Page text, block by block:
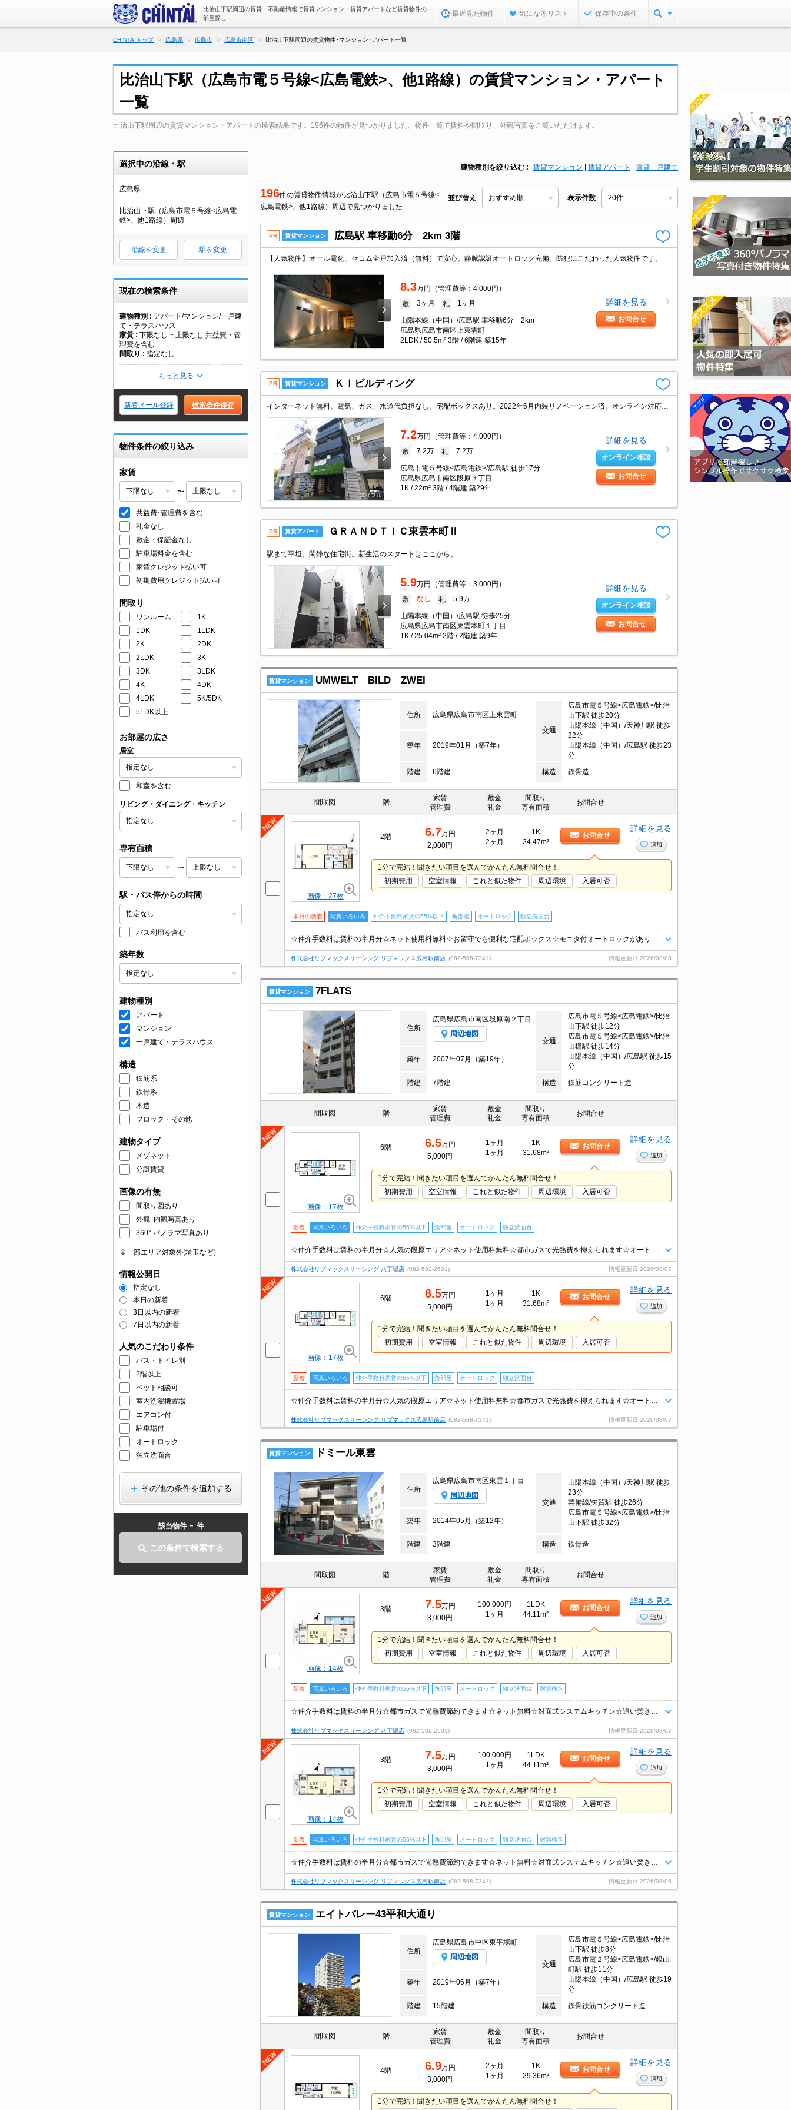
比治山下駅周辺の賃貸・不動産情報で賃貸マンション・賃貸アパートなど賃貸物件の
部屋探し
最近見た物件 気になるリスト 保存中の条件
CHINTAIトップ 広島県 広島市 広島市南区 比治山下駅周辺の賃貸物件･マンション･アパート一覧
比治山下駅（広島市電５号線<広島電鉄>、他1路線）の賃貸マンション・アパート
一覧
比治山下駅周辺の賃貸マンション・アパートの検索結果です。196件の物件が見つかりました。物件一覧で賃料や間取り、外観写真をご覧いただけます。
選択中の沿線・駅
広島県
比治山下駅（広島市電５号線<広島電
鉄>、他1路線）周辺
沿線を変更 駅を変更
現在の検索条件
建物種別
アパート/マンション/一戸建
て・テラスハウス
家賃
下限なし ~ 上限なし 共益費・管
理費を含む
間取り
指定なし
もっと見る
新着メール登録 検索条件保存
物件条件の絞り込み
家賃
〜
共益費･管理費を含む
礼金なし
敷金・保証金なし
駐車場料金を含む
家賃クレジット払い可
初期費用クレジット払い可
間取り
ワンルーム
1K
1DK
1LDK
2K
2DK
2LDK
3K
3DK
3LDK
4K
4DK
4LDK
5K/5DK
5LDK以上
お部屋の広さ
居室
和室を含む
リビング・ダイニング・キッチン
専有面積
〜
駅・バス停からの時間
バス利用を含む
築年数
建物種別
アパート
マンション
一戸建て・テラスハウス
構造
鉄筋系
鉄骨系
木造
ブロック・その他
建物タイプ
メゾネット
分譲賃貸
画像の有無
間取り図あり
外観･内観写真あり
360° パノラマ写真あり
※一部エリア対象外(埼玉など)
情報公開日
指定なし
本日の新着
3日以内の新着
7日以内の新着
人気のこだわり条件
バス・トイレ別
2階以上
ペット相談可
室内洗濯機置場
エアコン付
駐車場付
オートロック
独立洗面台
その他の条件を追加する
該当物件 - 件
この条件で検索する
建物種別を絞り込む 賃貸マンション 賃貸アパート 賃貸一戸建て
196件の賃貸物件情報が比治山下駅（広島市電５号線<
広島電鉄>、他1路線）周辺で見つかりました
並び替え 表示件数
PR 賃貸マンション 広島駅 車移動6分 2km 3階
【人気物件】オール電化、セコム全戸加入済（無料）で安心。静脈認証オートロック完備。防犯にこだわった人気物件です。
8.3万円（管理費等：4,000円）
敷 3ヶ月 礼 1ヶ月
山陽本線（中国）/広島駅 車移動6分 2km
広島県広島市南区上東雲町
2LDK / 50.5m² 3階 / 6階建 築15年
詳細を見る
お問合せ
PR 賃貸マンション ＫＩビルディング
7.2万円（管理費等：4,000円）
敷 7.2万 礼 7.2万
広島市電５号線<広島電鉄>/広島駅 徒歩17分
広島県広島市南区段原３丁目
1K / 22m² 3階 / 4階建 築29年
詳細を見る
オンライン相談
お問合せ
PR 賃貸アパート ＧＲＡＮＤＴＩＣ東雲本町Ⅱ
駅まで平坦。閑静な住宅街。新生活のスタートはここから。
5.9万円（管理費等：3,000円）
敷 なし 礼 5.9万
山陽本線（中国）/広島駅 徒歩25分
広島県広島市南区東雲本町１丁目
1K / 25.04m² 2階 / 2階建 築9年
詳細を見る
オンライン相談
お問合せ
賃貸マンション UMWELT BILD ZWEI
住所 広島県広島市南区上東雲町
交通
広島市電５号線<広島電鉄>/比治
山下駅 徒歩20分
山陽本線（中国）/天神川駅 徒歩
22分
山陽本線（中国）/広島駅 徒歩23
分
築年 2019年01月（築7年）
階建 6階建 構造 鉄骨造
間取図 階
家賃
管理費
敷金
礼金
間取り
専有面積
お問合せ
画像：27枚
2階 6.7万円
2,000円
2ヶ月
2ヶ月
1K
24.47m²
お問合せ
詳細を見る
追加
1分で完結！聞きたい項目を選んでかんたん無料問合せ！
初期費用
空室情報 これと似た物件 周辺環境 入居可否
本日の新着 写真いろいろ 仲介手数料家賃の55%以下 角部屋 オートロック 独立洗面台
株式会社リブマックスリーシング リブマックス広島駅前店 (082-568-7341) 情報更新日 2026/08/08
賃貸マンション 7FLATS
住所
広島県広島市南区段原南２丁目
周辺地図
交通
広島市電５号線<広島電鉄>/比治
山下駅 徒歩12分
広島市電５号線<広島電鉄>/比治
山橋駅 徒歩14分
山陽本線（中国）/広島駅 徒歩15
分
築年 2007年07月（築19年）
階建 7階建 構造 鉄筋コンクリート造
間取図 階
家賃
管理費
敷金
礼金
間取り
専有面積
お問合せ
画像：17枚
6階 6.5万円
5,000円
1ヶ月
1ヶ月
1K
31.68m²
お問合せ
詳細を見る
追加
1分で完結！聞きたい項目を選んでかんたん無料問合せ！
初期費用
空室情報 これと似た物件 周辺環境 入居可否
新着 写真いろいろ 仲介手数料家賃の55%以下 角部屋 オートロック 独立洗面台
株式会社リブマックスリーシング 八丁堀店 (082-502-2601) 情報更新日 2026/08/07
画像：17枚
6階 6.5万円
5,000円
1ヶ月
1ヶ月
1K
31.68m²
お問合せ
詳細を見る
追加
1分で完結！聞きたい項目を選んでかんたん無料問合せ！
初期費用
空室情報 これと似た物件 周辺環境 入居可否
新着 写真いろいろ 仲介手数料家賃の55%以下 角部屋 オートロック 独立洗面台
株式会社リブマックスリーシング リブマックス広島駅前店 (082-568-7341) 情報更新日 2026/08/07
賃貸マンション ドミール東雲
住所
広島県広島市南区東雲１丁目
周辺地図
交通
山陽本線（中国）/天神川駅 徒歩
23分
芸備線/矢賀駅 徒歩26分
広島市電５号線<広島電鉄>/比治
山下駅 徒歩32分
築年 2014年05月（築12年）
階建 3階建 構造 鉄骨造
間取図 階
家賃
管理費
敷金
礼金
間取り
専有面積
お問合せ
画像：14枚
3階 7.5万円
3,000円
100,000円
1ヶ月
1LDK
44.11m²
お問合せ
詳細を見る
追加
1分で完結！聞きたい項目を選んでかんたん無料問合せ！
初期費用
空室情報 これと似た物件 周辺環境 入居可否
新着 写真いろいろ 仲介手数料家賃の55%以下 角部屋 オートロック 独立洗面台 耐震構造
株式会社リブマックスリーシング 八丁堀店 (082-502-2601) 情報更新日 2026/08/07
画像：14枚
3階 7.5万円
3,000円
100,000円
1ヶ月
1LDK
44.11m²
お問合せ
詳細を見る
追加
1分で完結！聞きたい項目を選んでかんたん無料問合せ！
初期費用
空室情報 これと似た物件 周辺環境 入居可否
新着 写真いろいろ 仲介手数料家賃の55%以下 角部屋 オートロック 独立洗面台 耐震構造
株式会社リブマックスリーシング リブマックス広島駅前店 (082-568-7341) 情報更新日 2026/08/06
賃貸マンション エイトバレー43平和大通り
住所
広島県広島市中区東平塚町
周辺地図
交通
広島市電５号線<広島電鉄>/比治
山下駅 徒歩8分
広島市電２号線<広島電鉄>/銀山
町駅 徒歩11分
山陽本線（中国）/広島駅 徒歩19
分
築年 2019年06月（築7年）
階建 15階建 構造 鉄骨鉄筋コンクリート造
間取図 階
家賃
管理費
敷金
礼金
間取り
専有面積
お問合せ
4階 6.9万円
3,000円
2ヶ月
1ヶ月
1K
29.36m²
お問合せ
詳細を見る
追加
1分で完結！聞きたい項目を選んでかんたん無料問合せ！